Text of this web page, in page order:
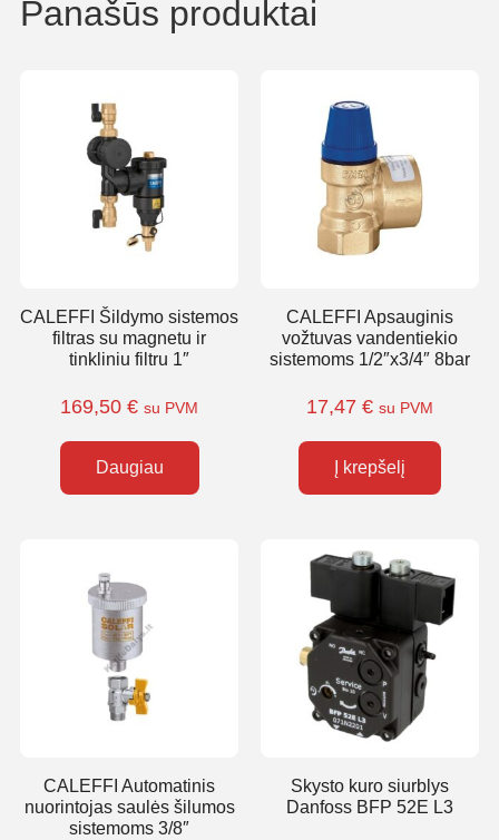
Panašūs produktai
CALEFFI Šildymo sistemos
filtras su magnetu ir
tinkliniu filtru 1″
169,50 € su PVM
Daugiau
CALEFFI Apsauginis
vožtuvas vandentiekio
sistemoms 1/2″x3/4″ 8bar
17,47 € su PVM
Į krepšelį
CALEFFI Automatinis
nuorintojas saulės šilumos
sistemoms 3/8″
Skysto kuro siurblys
Danfoss BFP 52E L3